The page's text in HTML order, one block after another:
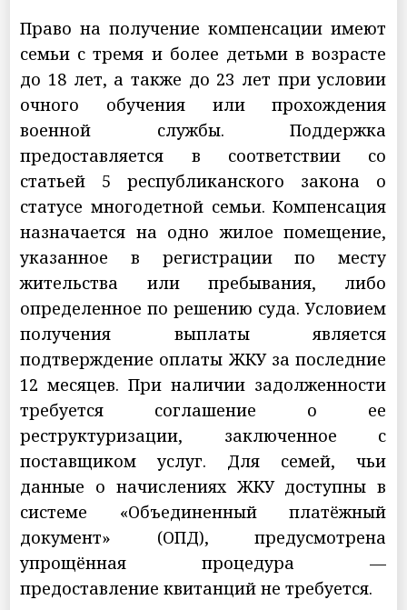
Право на получение компенсации имеют
семьи с тремя и более детьми в возрасте
до 18 лет, а также до 23 лет при условии
очного обучения или прохождения
военной службы. Поддержка
предоставляется в соответствии со
статьей 5 республиканского закона о
статусе многодетной семьи. Компенсация
назначается на одно жилое помещение,
указанное в регистрации по месту
жительства или пребывания, либо
определенное по решению суда. Условием
получения выплаты является
подтверждение оплаты ЖКУ за последние
12 месяцев. При наличии задолженности
требуется соглашение о ее
реструктуризации, заключенное с
поставщиком услуг. Для семей, чьи
данные о начислениях ЖКУ доступны в
системе «Объединенный платёжный
документ» (ОПД), предусмотрена
упрощённая процедура —
предоставление квитанций не требуется.